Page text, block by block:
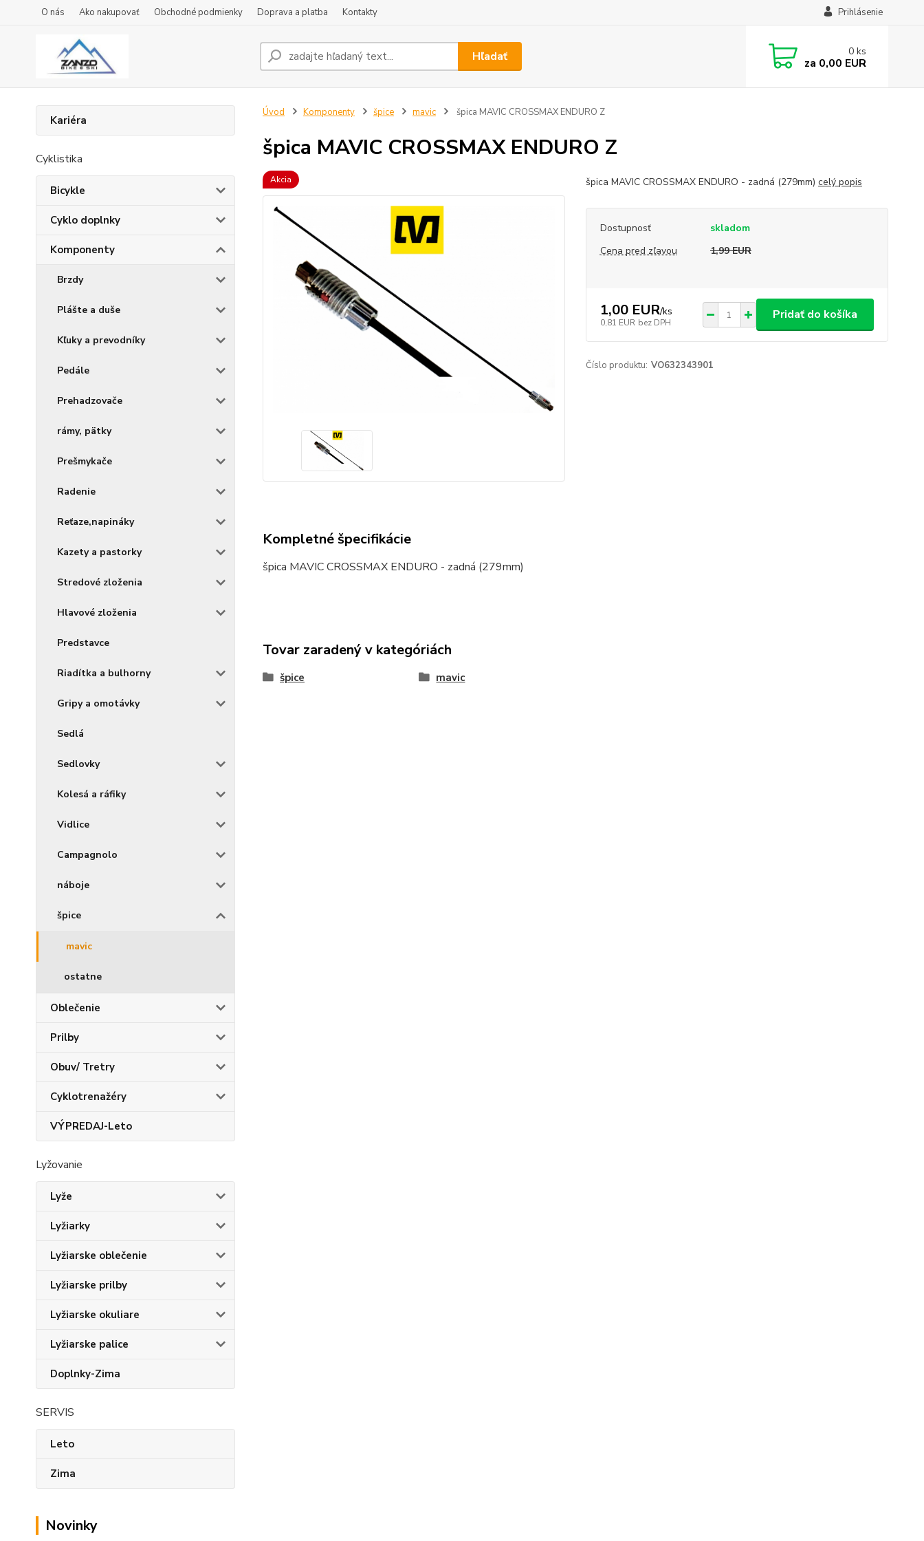
O nás Ako nakupovať Obchodné podmienky Doprava a platba Kontakty Prihlásenie
Hľadať 0 ks
za 0,00 EUR
Kariéra
Cyklistika
Bicykle
Cyklo doplnky
Komponenty
Brzdy
Plášte a duše
Kľuky a prevodníky
Pedále
Prehadzovače
rámy, pätky
Prešmykače
Radenie
Reťaze,napináky
Kazety a pastorky
Stredové zloženia
Hlavové zloženia
Predstavce
Riadítka a bulhorny
Gripy a omotávky
Sedlá
Sedlovky
Kolesá a ráfiky
Vidlice
Campagnolo
náboje
špice
mavic
ostatne
Oblečenie
Prilby
Obuv/ Tretry
Cyklotrenažéry
VÝPREDAJ-Leto
Lyžovanie
Lyže
Lyžiarky
Lyžiarske oblečenie
Lyžiarske prilby
Lyžiarske okuliare
Lyžiarske palice
Doplnky-Zima
SERVIS
Leto
Zima
Novinky
Úvod Komponenty špice mavic špica MAVIC CROSSMAX ENDURO Z
špica MAVIC CROSSMAX ENDURO Z
Akcia špica MAVIC CROSSMAX ENDURO - zadná (279mm) celý popis
Dostupnosť
skladom
Cena pred zľavou
1,99 EUR
1,00 EUR/ks
0,81 EUR bez DPH
Pridať do košíka
Číslo produktu: VO632343901
Kompletné špecifikácie
špica MAVIC CROSSMAX ENDURO - zadná (279mm)
Tovar zaradený v kategóriách
špice mavic